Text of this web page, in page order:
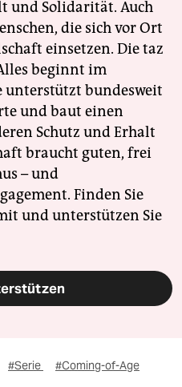
und Solidarität. Auch
die sich vor Ort
einsetzen. Die taz
beginnt im
unterstützt bundesweit
und baut einen
Schutz und Erhalt
braucht guten, frei
– und
Finden Sie
und unterstützen Sie
#Serie #Coming-of-Age